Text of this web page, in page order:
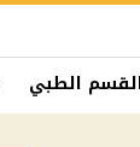
الطبي